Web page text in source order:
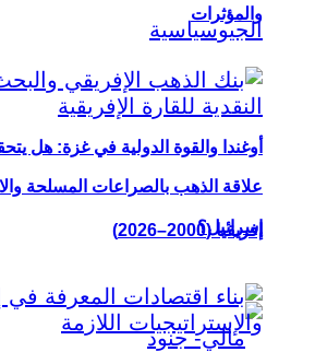
أوغندا والقوة الدولية في غزة: هل
إسرائيل؟
والمؤثرات
علاقة الذهب بالصراعات المسلحة
إفريقيا (2000–2026)